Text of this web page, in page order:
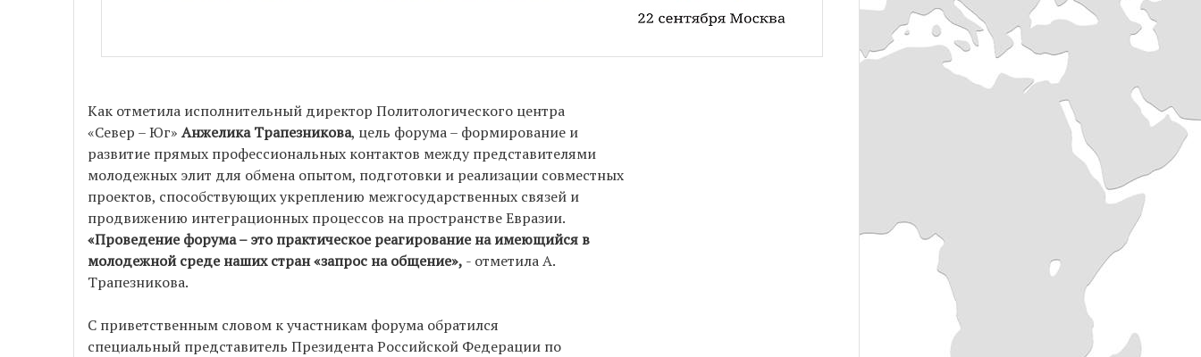
Как отметила исполнительный директор Политологического центра
«Север – Юг» Анжелика Трапезникова, цель форума – формирование и
развитие прямых профессиональных контактов между представителями
молодежных элит для обмена опытом, подготовки и реализации совместных
проектов, способствующих укреплению межгосударственных связей и
продвижению интеграционных процессов на пространстве Евразии.
«Проведение форума – это практическое реагирование на имеющийся в
молодежной среде наших стран «запрос на общение», - отметила А.
Трапезникова.
С приветственным словом к участникам форума обратился
специальный представитель Президента Российской Федерации по